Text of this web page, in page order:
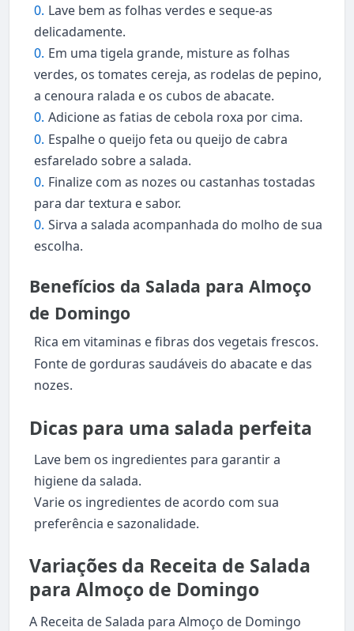
Lave bem as folhas verdes e seque-as
delicadamente.
Em uma tigela grande, misture as folhas
verdes, os tomates cereja, as rodelas de pepino,
a cenoura ralada e os cubos de abacate.
Adicione as fatias de cebola roxa por cima.
Espalhe o queijo feta ou queijo de cabra
esfarelado sobre a salada.
Finalize com as nozes ou castanhas tostadas
para dar textura e sabor.
Sirva a salada acompanhada do molho de sua
escolha.
Benefícios da Salada para Almoço
de Domingo
Rica em vitaminas e fibras dos vegetais frescos.
Fonte de gorduras saudáveis do abacate e das
nozes.
Dicas para uma salada perfeita
Lave bem os ingredientes para garantir a
higiene da salada.
Varie os ingredientes de acordo com sua
preferência e sazonalidade.
Variações da Receita de Salada
para Almoço de Domingo
A Receita de Salada para Almoço de Domingo